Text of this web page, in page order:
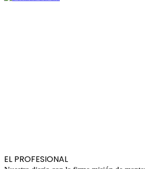
EL PROFESIONAL